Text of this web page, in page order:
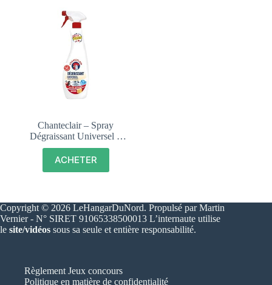
Chanteclair – Spray
Dégraissant Universel –
600 ml
ACHETER
Copyright © 2026 LeHangarDuNord. Propulsé par Martin
Vernier - N° SIRET 91065338500013 L’internaute utilise
le site/vidéos sous sa seule et entière responsabilité.
Règlement Jeux concours
Politique en matière de confidentialité